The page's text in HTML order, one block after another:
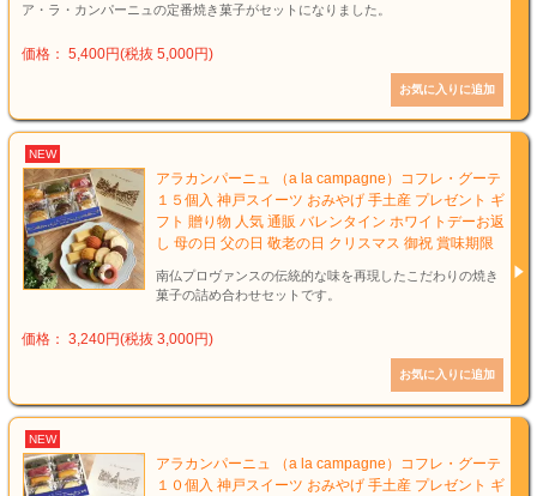
ア・ラ・カンパーニュの定番焼き菓子がセットになりました。
価格： 5,400円(税抜 5,000円)
NEW
アラカンパーニュ （a la campagne）コフレ・グーテ
１５個入 神戸スイーツ おみやげ 手土産 プレゼント ギ
フト 贈り物 人気 通販 バレンタイン ホワイトデーお返
し 母の日 父の日 敬老の日 クリスマス 御祝 賞味期限
南仏プロヴァンスの伝統的な味を再現したこだわりの焼き
菓子の詰め合わせセットです。
価格： 3,240円(税抜 3,000円)
NEW
アラカンパーニュ （a la campagne）コフレ・グーテ
１０個入 神戸スイーツ おみやげ 手土産 プレゼント ギ